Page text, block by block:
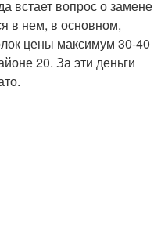
встает вопрос о замене
в нем, в основном,
цены максимум 30-40
20. За эти деньги